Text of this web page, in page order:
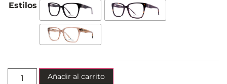
Añadir al carrito